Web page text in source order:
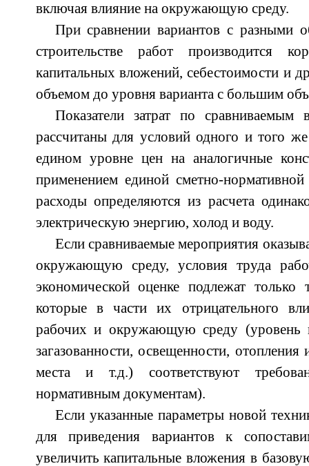
включая влияние на окружающую среду.
При сравнении вариантов с разными
строительстве работ производится
капитальных вложений, себестоимости и
объемом до уровня варианта с большим
Показатели затрат по
рассчитаны для условий одного и того
едином уровне цен на аналогичные
применением единой сметно-
расходы определяются из расчета
электрическую энергию, холод и воду.
Если сравниваемые мероприятия
окружающую среду, условия труда
экономической оценке подлежат
которые в части их отрицательного
рабочих и окружающую среду (уровень
загазованности, освещенности,
места и т.д.) соответствуют
нормативным документам).
Если указанные параметры новой
для приведения вариантов к
увеличить капитальные вложения в